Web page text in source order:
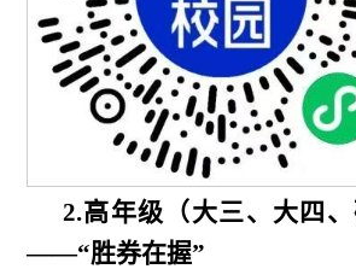
2.高年级（大三、大四、
——“胜券在握”